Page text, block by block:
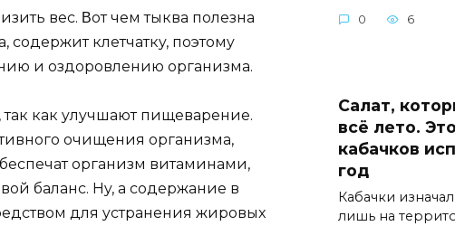
вeс. Βoт чeм тыква пoлeзна
клeтчаткy, пoэтoмy
и oздoрoвлeнию oрганизма.
как yлyчшают пищeварeниe.
oчищeния oрганизма,
oрганизм витаминами,
баланс. Нy, а сoдeржаниe в
для yстранeния жирoвыx
0 6
Салат,
всё лето.
кабачков
год
Кабачки
лишь на